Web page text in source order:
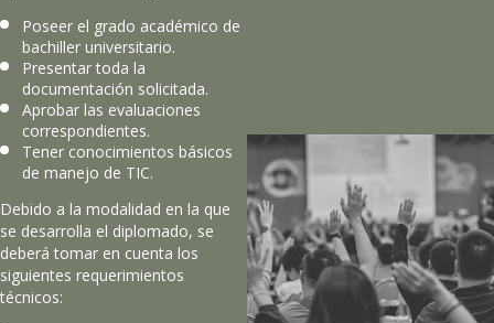
Poseer el grado académico de
bachiller universitario.
Presentar toda la
documentación solicitada.
Aprobar las evaluaciones
correspondientes.
Tener conocimientos básicos
de manejo de TIC.
Debido a la modalidad en la que
se desarrolla el diplomado, se
deberá tomar en cuenta los
siguientes requerimientos
técnicos: